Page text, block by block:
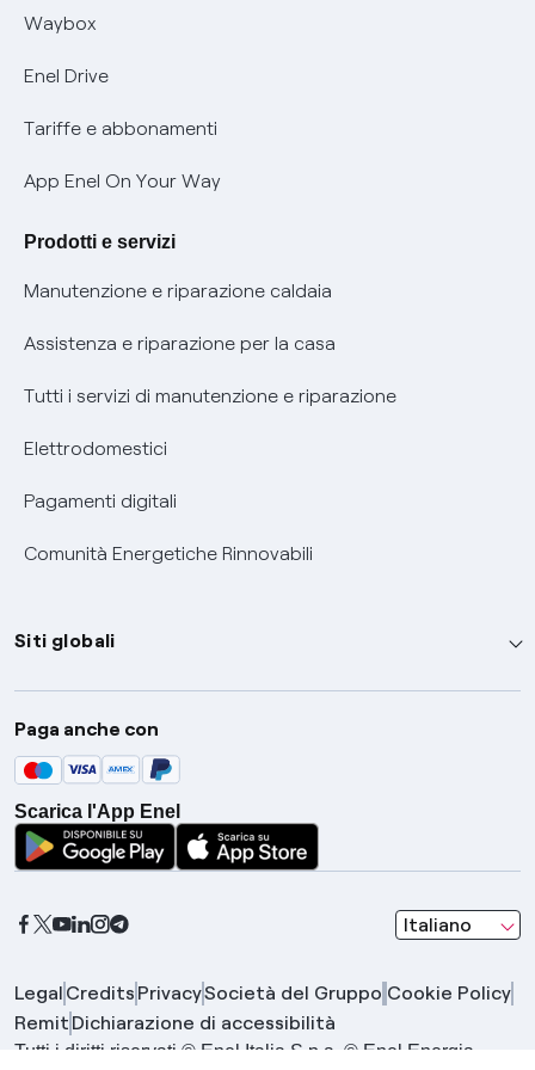
Offerta Tutela Vulnerabilità Gas
Mobilità Elettrica
Phishing e truffe online
Verifica chi ti ha chiamato
Informativa RAEE
Waybox
Enel Drive
Tariffe e abbonamenti
App Enel On Your Way
Prodotti e servizi
Manutenzione e riparazione caldaia
Assistenza e riparazione per la casa
Tutti i servizi di manutenzione e riparazione
Elettrodomestici
Pagamenti digitali
Comunità Energetiche Rinnovabili
Siti globali
Enel Group
Enel Green Power
Global Trading
Global Procurement
Gridspertise
Paga anche con
Scarica l'App Enel
Italiano
seleziona una
Legal Credits PrivacySocietà del Gruppo Cookie Policy
Remit Dichiarazione di accessibilità
Tutti i diritti riservati © Enel Italia S.p.a. © Enel Energia